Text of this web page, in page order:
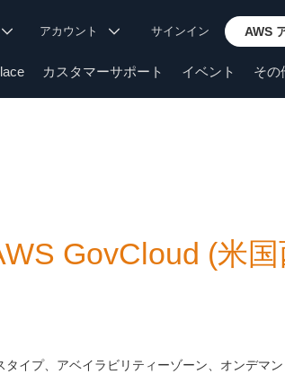
アカウント サインイン AWS
カスタマーサポート イベント その
GovCloud (米国
イプ、アベイラビリティーゾーン、オンデマ